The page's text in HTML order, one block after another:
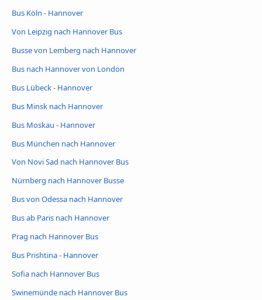
Bus Köln - Hannover
Von Leipzig nach Hannover Bus
Busse von Lemberg nach Hannover
Bus nach Hannover von London
Bus Lübeck - Hannover
Bus Minsk nach Hannover
Bus Moskau - Hannover
Bus München nach Hannover
Von Novi Sad nach Hannover Bus
Nürnberg nach Hannover Busse
Bus von Odessa nach Hannover
Bus ab Paris nach Hannover
Prag nach Hannover Bus
Bus Prishtina - Hannover
Sofia nach Hannover Bus
Swinemünde nach Hannover Bus